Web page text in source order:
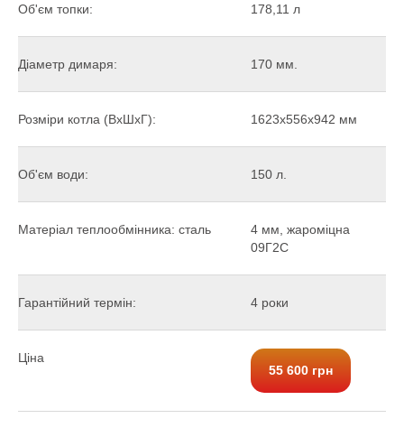
Об'єм топки: 178,11 л
Діаметр димаря: 170 мм.
Розміри котла (ВхШхГ): 1623х556х942 мм
Об'єм води: 150 л.
Матеріал теплообмінника: сталь
4 мм, жароміцна
09Г2С
Гарантійний термін: 4 роки
Ціна
55 600 грн